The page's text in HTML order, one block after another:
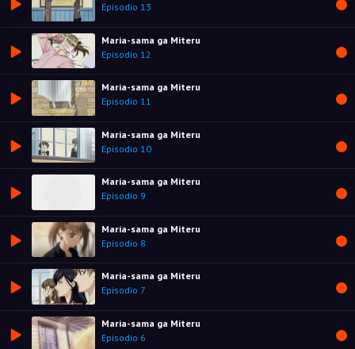
Episodio 13
Maria-sama ga Miteru
Episodio 12
Maria-sama ga Miteru
Episodio 11
Maria-sama ga Miteru
Episodio 10
Maria-sama ga Miteru
Episodio 9
Maria-sama ga Miteru
Episodio 8
Maria-sama ga Miteru
Episodio 7
Maria-sama ga Miteru
Episodio 6